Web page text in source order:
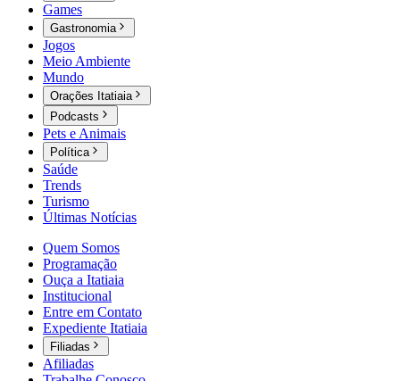
Games
Gastronomia
Jogos
Meio Ambiente
Mundo
Orações Itatiaia
Podcasts
Pets e Animais
Política
Saúde
Trends
Turismo
Últimas Notícias
Quem Somos
Programação
Ouça a Itatiaia
Institucional
Entre em Contato
Expediente Itatiaia
Filiadas
Afiliadas